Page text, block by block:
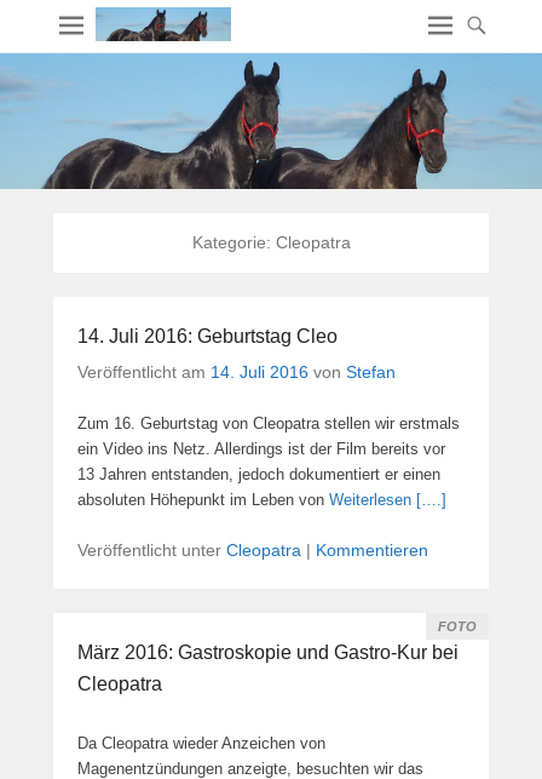
Kategorie: Cleopatra
14. Juli 2016: Geburtstag Cleo
Veröffentlicht am 14. Juli 2016 von Stefan
Zum 16. Geburtstag von Cleopatra stellen wir erstmals
ein Video ins Netz. Allerdings ist der Film bereits vor
13 Jahren entstanden, jedoch dokumentiert er einen
absoluten Höhepunkt im Leben von Weiterlesen [….]
Veröffentlicht unter Cleopatra | Kommentieren
März 2016: Gastroskopie und Gastro-Kur bei
Cleopatra
FOTO
Da Cleopatra wieder Anzeichen von
Magenentzündungen anzeigte, besuchten wir das